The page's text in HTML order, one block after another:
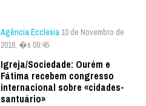
Agência Ecclesia 10 de Novembro de
2016, �s 09:45
Igreja/Sociedade: Ourém e
Fátima recebem congresso
internacional sobre «cidades-
santuário»